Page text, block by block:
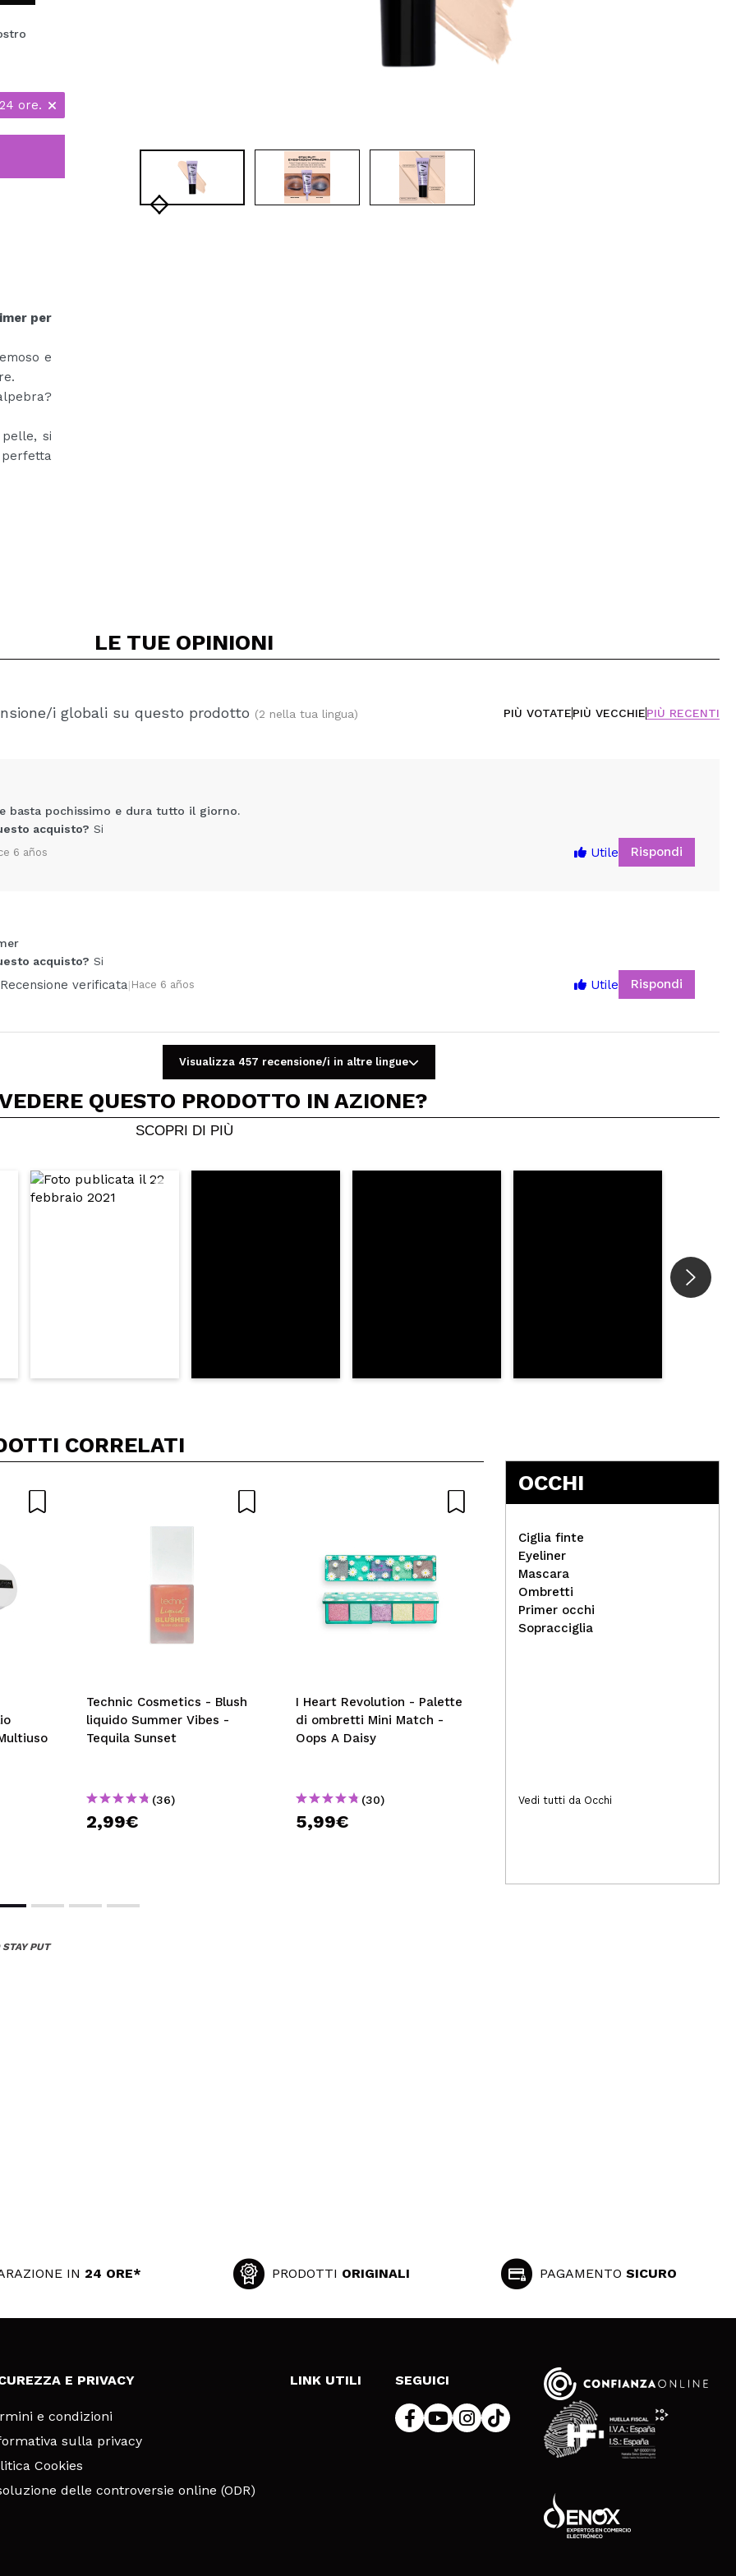
CREARE UN ACCOUNT
ore.
per
e
si
LE TUE OPINIONI
i globali su questo prodotto (2 nella tua lingua) PIÙ VOTATEPIÙ VECCHIEPIÙ RECENTI
Il tuo video potrebbe essere il primo. Immaginalo...
basta pochissimo e dura tutto il giorno.
acquisto? Si
6 años Utile Rispondi
acquisto? Si
verificata| Hace 6 años Utile Rispondi
Visualizza 457 recensione/i in altre lingue
QUESTO PRODOTTO IN AZIONE?
SCOPRI DI PIÙ
CORRELATI
Technic Cosmetics - Blush
liquido Summer Vibes -
Tequila Sunset
(36)
2,99€
I Heart Revolution - Palette
di ombretti Mini Match -
Oops A Daisy
(30)
5,99€
Revolution Skincare - *Jake
(1)
OCCHI
Ciglia finte
Eyeliner
Mascara
Ombretti
Primer occhi
Sopracciglia
Vedi tutti da Occhi
PUT
IN 24 ORE* PRODOTTI ORIGINALI PAGAMENTO SICURO
E PRIVACY
e condizioni
sulla privacy
Cookies
delle controversie online (ODR)
LINK UTILI SEGUICI